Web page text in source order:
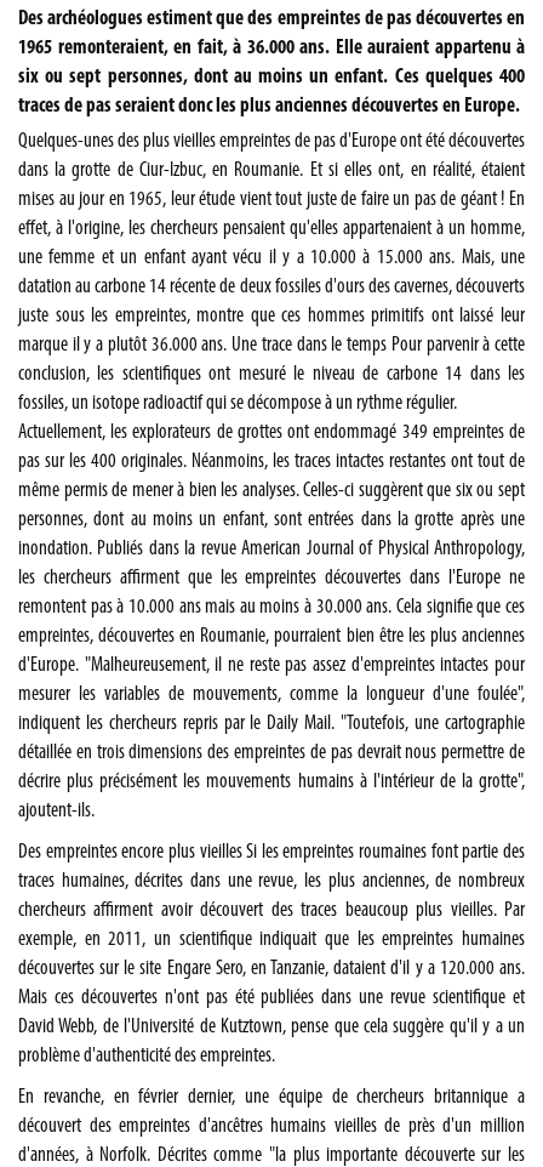
Des archéologues estiment que des empreintes de pas découvertes en
1965 remonteraient, en fait, à 36.000 ans. Elle auraient appartenu à
six ou sept personnes, dont au moins un enfant. Ces quelques 400
traces de pas seraient donc les plus anciennes découvertes en Europe.
Quelques-unes des plus vieilles empreintes de pas d'Europe ont été découvertes
dans la grotte de Ciur-Izbuc, en Roumanie. Et si elles ont, en réalité, étaient
mises au jour en 1965, leur étude vient tout juste de faire un pas de géant ! En
effet, à l'origine, les chercheurs pensaient qu'elles appartenaient à un homme,
une femme et un enfant ayant vécu il y a 10.000 à 15.000 ans. Mais, une
datation au carbone 14 récente de deux fossiles d'ours des cavernes, découverts
juste sous les empreintes, montre que ces hommes primitifs ont laissé leur
marque il y a plutôt 36.000 ans. Une trace dans le temps Pour parvenir à cette
conclusion, les scientifiques ont mesuré le niveau de carbone 14 dans les
fossiles, un isotope radioactif qui se décompose à un rythme régulier.
Actuellement, les explorateurs de grottes ont endommagé 349 empreintes de
pas sur les 400 originales. Néanmoins, les traces intactes restantes ont tout de
même permis de mener à bien les analyses. Celles-ci suggèrent que six ou sept
personnes, dont au moins un enfant, sont entrées dans la grotte après une
inondation. Publiés dans la revue American Journal of Physical Anthropology,
les chercheurs affirment que les empreintes découvertes dans l'Europe ne
remontent pas à 10.000 ans mais au moins à 30.000 ans. Cela signifie que ces
empreintes, découvertes en Roumanie, pourraient bien être les plus anciennes
d'Europe. "Malheureusement, il ne reste pas assez d'empreintes intactes pour
mesurer les variables de mouvements, comme la longueur d'une foulée",
indiquent les chercheurs repris par le Daily Mail. "Toutefois, une cartographie
détaillée en trois dimensions des empreintes de pas devrait nous permettre de
décrire plus précisément les mouvements humains à l'intérieur de la grotte",
ajoutent-ils.
Des empreintes encore plus vieilles Si les empreintes roumaines font partie des
traces humaines, décrites dans une revue, les plus anciennes, de nombreux
chercheurs affirment avoir découvert des traces beaucoup plus vieilles. Par
exemple, en 2011, un scientifique indiquait que les empreintes humaines
découvertes sur le site Engare Sero, en Tanzanie, dataient d'il y a 120.000 ans.
Mais ces découvertes n'ont pas été publiées dans une revue scientifique et
David Webb, de l'Université de Kutztown, pense que cela suggère qu'il y a un
problème d'authenticité des empreintes.
En revanche, en février dernier, une équipe de chercheurs britannique a
découvert des empreintes d'ancêtres humains vieilles de près d'un million
d'années, à Norfolk. Décrites comme "la plus importante découverte sur les